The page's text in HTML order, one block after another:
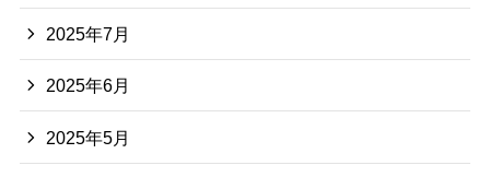
2025年7月
2025年6月
2025年5月